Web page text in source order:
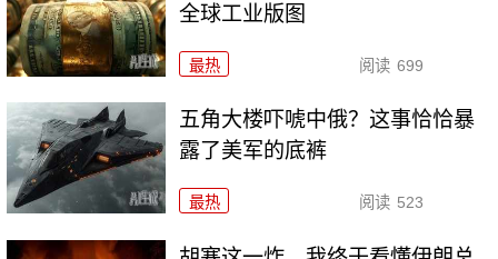
全球工业版图
最热 阅读 699
五角大楼吓唬中俄？这事恰恰暴
露了美军的底裤
最热 阅读 523